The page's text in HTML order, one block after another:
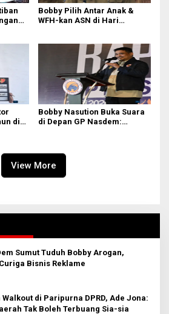
Bobby Pilih Antar Anak &
WFH-kan ASN di Hari
di
Bobby Nasution Buka Suara
di Depan GP Nasdem:
View More
Sumut Tuduh Bobby Arogan,
Bisnis Reklame
di Paripurna DPRD, Ade Jona:
Tak Boleh Terbuang Sia-sia